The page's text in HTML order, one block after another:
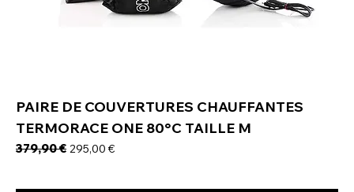
PAIRE DE COUVERTURES CHAUFFANTES
TERMORACE ONE 80°C TAILLE M
Prix original
379,90 € Prix promotionnel
295,00 €